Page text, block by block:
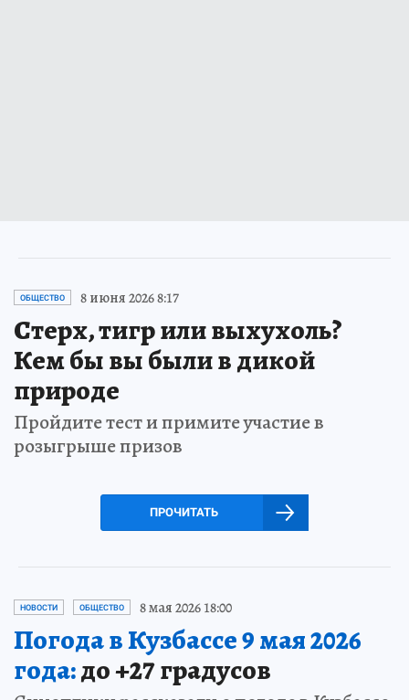
ОБЩЕСТВО 8 июня 2026 8:17
Стерх, тигр или выхухоль?
Кем бы вы были в дикой
природе
Пройдите тест и примите участие в
розыгрыше призов
ПРОЧИТАТЬ
НОВОСТИ ОБЩЕСТВО 8 мая 2026 18:00
Погода в Кузбассе 9 мая 2026
года:до +27 градусов